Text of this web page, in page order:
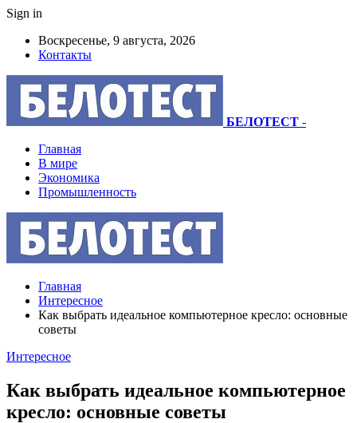
Sign in
Воскресенье, 9 августа, 2026
Контакты
БЕЛОТЕСТ -
Главная
В мире
Экономика
Промышленность
Главная
Интересное
Как выбрать идеальное компьютерное кресло: основные
советы
Интересное
Как выбрать идеальное компьютерное
кресло: основные советы